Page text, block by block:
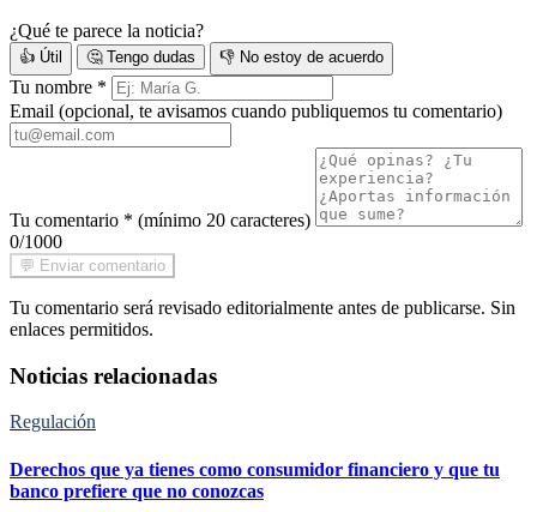
¿Qué te parece la noticia?
👍 Útil 🤔 Tengo dudas 👎 No estoy de acuerdo
Tu nombre *
Email (opcional, te avisamos cuando publiquemos tu comentario)
Tu comentario * (mínimo 20 caracteres)
0/1000
💬 Enviar comentario
Tu comentario será revisado editorialmente antes de publicarse. Sin
enlaces permitidos.
Noticias relacionadas
Regulación
Derechos que ya tienes como consumidor financiero y que tu
banco prefiere que no conozcas